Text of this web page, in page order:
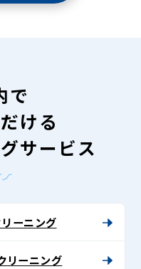
で
ける
サービス
ーニング
リーニング